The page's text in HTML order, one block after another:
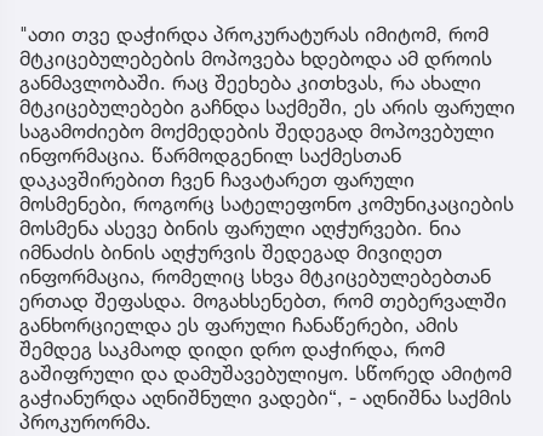
"ათი თვე დაჭირდა პროკურატურას იმიტომ, რომ
მტკიცებულებების მოპოვება ხდებოდა ამ დროის
განმავლობაში. რაც შეეხება კითხვას, რა ახალი
მტკიცებულებები გაჩნდა საქმეში, ეს არის ფარული
საგამოძიებო მოქმედების შედეგად მოპოვებული
ინფორმაცია. წარმოდგენილ საქმესთან
დაკავშირებით ჩვენ ჩავატარეთ ფარული
მოსმენები, როგორც სატელეფონო კომუნიკაციების
მოსმენა ასევე ბინის ფარული აღჭურვები. ნია
იმნაძის ბინის აღჭურვის შედეგად მივიღეთ
ინფორმაცია, რომელიც სხვა მტკიცებულებებთან
ერთად შეფასდა. მოგახსენებთ, რომ თებერვალში
განხორციელდა ეს ფარული ჩანაწერები, ამის
შემდეგ საკმაოდ დიდი დრო დაჭირდა, რომ
გაშიფრული და დამუშავებულიყო. სწორედ ამიტომ
გაჭიანურდა აღნიშნული ვადები“, - აღნიშნა საქმის
პროკურორმა.